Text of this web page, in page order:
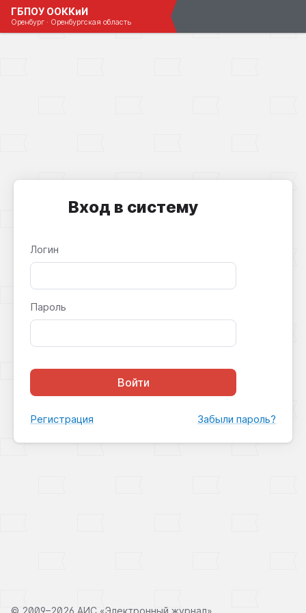
ГБПОУ ООККиИ
Оренбург · Оренбургская область
Вход в систему
Логин
Пароль
Войти
Регистрация Забыли пароль?
© 2009–2026 АИС «Электронный журнал»